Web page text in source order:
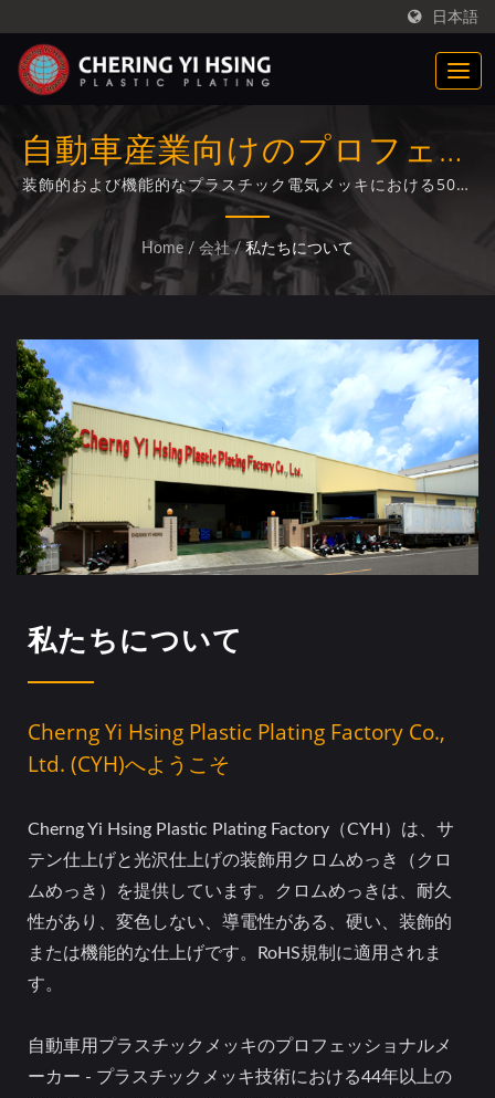
日本語
自動車産業向けのプロフェッ
ショナルなプラスチッククロ
ムメッキメーカー
装飾的および機能的なプラスチック電気メッキにおける50年
以上の専門知識を持ち、ISO/IEC 17025認証を取得し、トラ
ックメーカー、自動車サプライヤー、OEM顧客に世界中でサ
ービスを提供しています。
Home / 会社 / 私たちについて
私たちについて
Cherng Yi Hsing Plastic Plating Factory Co.,
Ltd. (CYH)へようこそ
Cherng Yi Hsing Plastic Plating Factory（CYH）は、サ
テン仕上げと光沢仕上げの装飾用クロムめっき（クロ
ムめっき）を提供しています。クロムめっきは、耐久
性があり、変色しない、導電性がある、硬い、装飾的
または機能的な仕上げです。RoHS規制に適用されま
す。
自動車用プラスチックメッキのプロフェッショナルメ
ーカー - プラスチックメッキ技術における44年以上の